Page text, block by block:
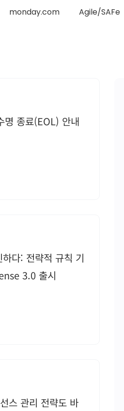
monday.com Agile/SAFe
종료(EOL) 안내
다: 전략적 규칙 기
3.0 출시
스 관리 전략도 바